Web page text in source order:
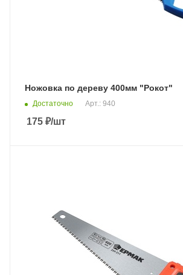
Ножовка по дереву 400мм "Рокот"
Достаточно Арт.: 940
175 ₽/шт